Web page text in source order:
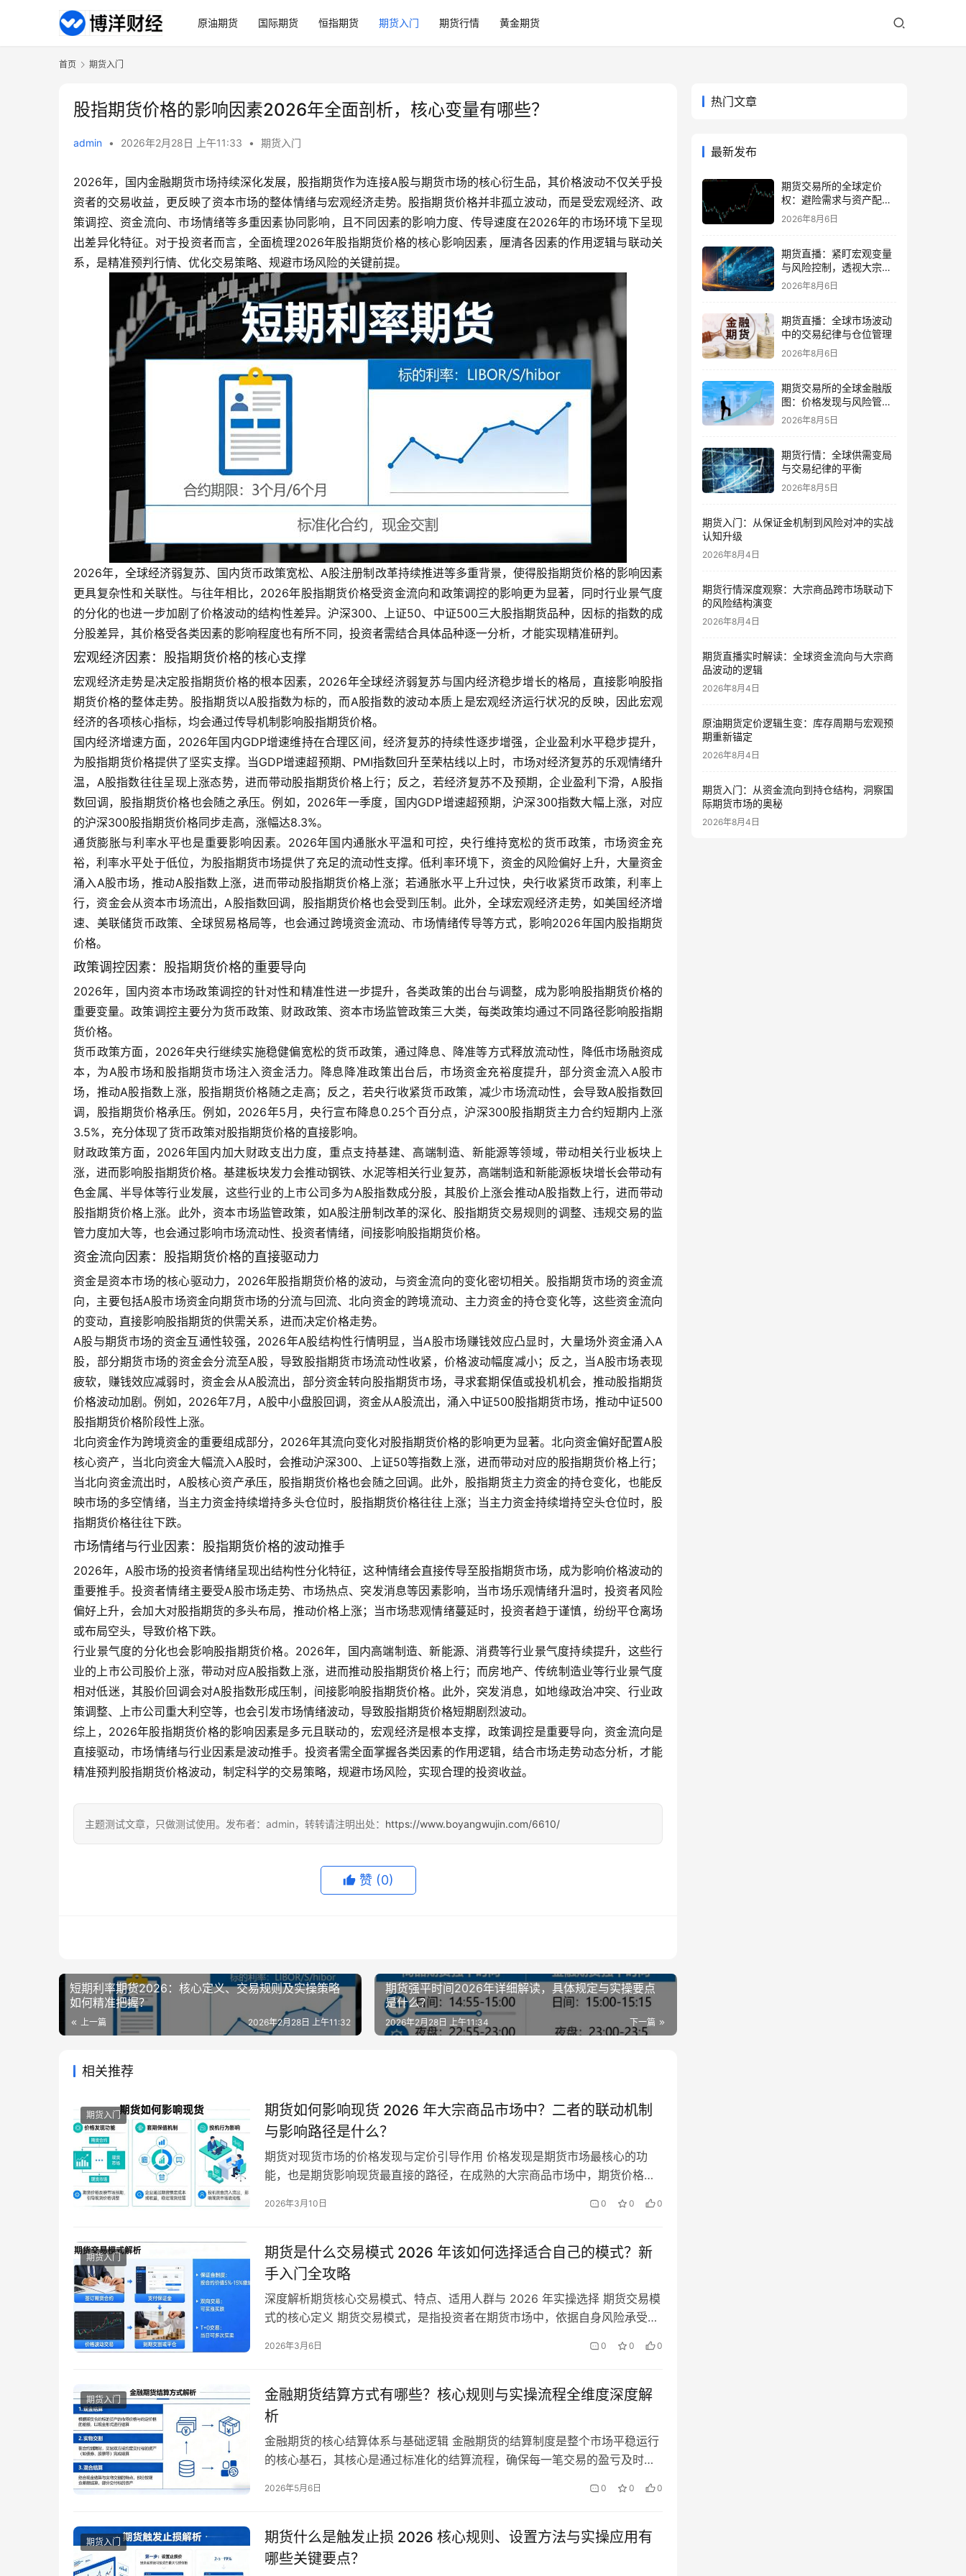
原油期货 国际期货 恒指期货 期货入门 期货行情 黄金期货
首页 期货入门
股指期货价格的影响因素2026年全面剖析，核心变量有哪些？
admin • 2026年2月28日 上午11:33 • 期货入门
2026年，国内金融期货市场持续深化发展，股指期货作为连接A股与期货市场的核心衍生品，其价格波动不仅关乎投
资者的交易收益，更反映了资本市场的整体情绪与宏观经济走势。股指期货价格并非孤立波动，而是受宏观经济、政
策调控、资金流向、市场情绪等多重因素协同影响，且不同因素的影响力度、传导速度在2026年的市场环境下呈现
出差异化特征。对于投资者而言，全面梳理2026年股指期货价格的核心影响因素，厘清各因素的作用逻辑与联动关
系，是精准预判行情、优化交易策略、规避市场风险的关键前提。
2026年，全球经济弱复苏、国内货币政策宽松、A股注册制改革持续推进等多重背景，使得股指期货价格的影响因素
更具复杂性和关联性。与往年相比，2026年股指期货价格受资金流向和政策调控的影响更为显著，同时行业景气度
的分化的也进一步加剧了价格波动的结构性差异。沪深300、上证50、中证500三大股指期货品种，因标的指数的成
分股差异，其价格受各类因素的影响程度也有所不同，投资者需结合具体品种逐一分析，才能实现精准研判。
宏观经济因素：股指期货价格的核心支撑
宏观经济走势是决定股指期货价格的根本因素，2026年全球经济弱复苏与国内经济稳步增长的格局，直接影响股指
期货价格的整体走势。股指期货以A股指数为标的，而A股指数的波动本质上是宏观经济运行状况的反映，因此宏观
经济的各项核心指标，均会通过传导机制影响股指期货价格。
国内经济增速方面，2026年国内GDP增速维持在合理区间，经济复苏的持续性逐步增强，企业盈利水平稳步提升，
为股指期货价格提供了坚实支撑。当GDP增速超预期、PMI指数回升至荣枯线以上时，市场对经济复苏的乐观情绪升
温，A股指数往往呈现上涨态势，进而带动股指期货价格上行；反之，若经济复苏不及预期，企业盈利下滑，A股指
数回调，股指期货价格也会随之承压。例如，2026年一季度，国内GDP增速超预期，沪深300指数大幅上涨，对应
的沪深300股指期货价格同步走高，涨幅达8.3%。
通货膨胀与利率水平也是重要影响因素。2026年国内通胀水平温和可控，央行维持宽松的货币政策，市场资金充
裕，利率水平处于低位，为股指期货市场提供了充足的流动性支撑。低利率环境下，资金的风险偏好上升，大量资金
涌入A股市场，推动A股指数上涨，进而带动股指期货价格上涨；若通胀水平上升过快，央行收紧货币政策，利率上
行，资金会从资本市场流出，A股指数回调，股指期货价格也会受到压制。此外，全球宏观经济走势，如美国经济增
速、美联储货币政策、全球贸易格局等，也会通过跨境资金流动、市场情绪传导等方式，影响2026年国内股指期货
价格。
政策调控因素：股指期货价格的重要导向
2026年，国内资本市场政策调控的针对性和精准性进一步提升，各类政策的出台与调整，成为影响股指期货价格的
重要变量。政策调控主要分为货币政策、财政政策、资本市场监管政策三大类，每类政策均通过不同路径影响股指期
货价格。
货币政策方面，2026年央行继续实施稳健偏宽松的货币政策，通过降息、降准等方式释放流动性，降低市场融资成
本，为A股市场和股指期货市场注入资金活力。降息降准政策出台后，市场资金充裕度提升，部分资金流入A股市
场，推动A股指数上涨，股指期货价格随之走高；反之，若央行收紧货币政策，减少市场流动性，会导致A股指数回
调，股指期货价格承压。例如，2026年5月，央行宣布降息0.25个百分点，沪深300股指期货主力合约短期内上涨
3.5%，充分体现了货币政策对股指期货价格的直接影响。
财政政策方面，2026年国内加大财政支出力度，重点支持基建、高端制造、新能源等领域，带动相关行业板块上
涨，进而影响股指期货价格。基建板块发力会推动钢铁、水泥等相关行业复苏，高端制造和新能源板块增长会带动有
色金属、半导体等行业发展，这些行业的上市公司多为A股指数成分股，其股价上涨会推动A股指数上行，进而带动
股指期货价格上涨。此外，资本市场监管政策，如A股注册制改革的深化、股指期货交易规则的调整、违规交易的监
管力度加大等，也会通过影响市场流动性、投资者情绪，间接影响股指期货价格。
资金流向因素：股指期货价格的直接驱动力
资金是资本市场的核心驱动力，2026年股指期货价格的波动，与资金流向的变化密切相关。股指期货市场的资金流
向，主要包括A股市场资金向期货市场的分流与回流、北向资金的跨境流动、主力资金的持仓变化等，这些资金流向
的变动，直接影响股指期货的供需关系，进而决定价格走势。
A股与期货市场的资金互通性较强，2026年A股结构性行情明显，当A股市场赚钱效应凸显时，大量场外资金涌入A
股，部分期货市场的资金会分流至A股，导致股指期货市场流动性收紧，价格波动幅度减小；反之，当A股市场表现
疲软，赚钱效应减弱时，资金会从A股流出，部分资金转向股指期货市场，寻求套期保值或投机机会，推动股指期货
价格波动加剧。例如，2026年7月，A股中小盘股回调，资金从A股流出，涌入中证500股指期货市场，推动中证500
股指期货价格阶段性上涨。
北向资金作为跨境资金的重要组成部分，2026年其流向变化对股指期货价格的影响更为显著。北向资金偏好配置A股
核心资产，当北向资金大幅流入A股时，会推动沪深300、上证50等指数上涨，进而带动对应的股指期货价格上行；
当北向资金流出时，A股核心资产承压，股指期货价格也会随之回调。此外，股指期货主力资金的持仓变化，也能反
映市场的多空情绪，当主力资金持续增持多头仓位时，股指期货价格往往上涨；当主力资金持续增持空头仓位时，股
指期货价格往往下跌。
市场情绪与行业因素：股指期货价格的波动推手
2026年，A股市场的投资者情绪呈现出结构性分化特征，这种情绪会直接传导至股指期货市场，成为影响价格波动的
重要推手。投资者情绪主要受A股市场走势、市场热点、突发消息等因素影响，当市场乐观情绪升温时，投资者风险
偏好上升，会加大对股指期货的多头布局，推动价格上涨；当市场悲观情绪蔓延时，投资者趋于谨慎，纷纷平仓离场
或布局空头，导致价格下跌。
行业景气度的分化也会影响股指期货价格。2026年，国内高端制造、新能源、消费等行业景气度持续提升，这些行
业的上市公司股价上涨，带动对应A股指数上涨，进而推动股指期货价格上行；而房地产、传统制造业等行业景气度
相对低迷，其股价回调会对A股指数形成压制，间接影响股指期货价格。此外，突发消息，如地缘政治冲突、行业政
策调整、上市公司重大利空等，也会引发市场情绪波动，导致股指期货价格短期剧烈波动。
综上，2026年股指期货价格的影响因素是多元且联动的，宏观经济是根本支撑，政策调控是重要导向，资金流向是
直接驱动，市场情绪与行业因素是波动推手。投资者需全面掌握各类因素的作用逻辑，结合市场走势动态分析，才能
精准预判股指期货价格波动，制定科学的交易策略，规避市场风险，实现合理的投资收益。
主题测试文章，只做测试使用。发布者：admin，转转请注明出处： https://www.boyangwujin.com/6610/
赞 (0)
短期利率期货2026：核心定义、交易规则及实操策略
如何精准把握？
上一篇 2026年2月28日 上午11:32
期货强平时间2026年详细解读，具体规定与实操要点
是什么？
下一篇
2026年2月28日 上午11:34
相关推荐
期货入门
期货如何影响现货 2026 年大宗商品市场中？二者的联动机制
与影响路径是什么？
期货对现货市场的价格发现与定价引导作用 价格发现是期货市场最核心的功
能，也是期货影响现货最直接的路径，在成熟的大宗商品市场中，期货价格已
场，汇聚了产业链上下游企业、投资机构、投机者等各类市场参与者，所有参
成的期货价格，充分反…
2026年3月10日 0 0 0
期货入门
期货是什么交易模式 2026 年该如何选择适合自己的模式？新
手入门全攻略
深度解析期货核心交易模式、特点、适用人群与 2026 年实操选择 期货交易模
式的核心定义 期货交易模式，是指投资者在期货市场中，依据自身风险承受能
核心框架。2026 年国内期货市场机构化、专业化程度提升，交易模式更加丰
满足不…
2026年3月6日 0 0 0
期货入门
金融期货结算方式有哪些？核心规则与实操流程全维度深度解
析
金融期货的核心结算体系与基础逻辑 金融期货的结算制度是整个市场平稳运行
的核心基石，其核心是通过标准化的结算流程，确保每一笔交易的盈亏及时兑
期货交易所统一组织实施结算，采用国际通用的分级结算制度，这是金融期货
结算会员，交易所仅…
2026年5月6日 0 0 0
期货入门
期货什么是触发止损 2026 核心规则、设置方法与实操应用有
哪些关键要点？
热门文章
最新发布
期货交易所的全球定价
权：避险需求与资产配置
再平衡
2026年8月6日
期货直播：紧盯宏观变量
与风险控制，透视大宗商
品波动逻辑
2026年8月6日
期货直播：全球市场波动
中的交易纪律与仓位管理
2026年8月6日
期货交易所的全球金融版
图：价格发现与风险管理
的核心
2026年8月5日
期货行情：全球供需变局
与交易纪律的平衡
2026年8月5日
期货入门：从保证金机制到风险对冲的实战
认知升级
2026年8月4日
期货行情深度观察：大宗商品跨市场联动下
的风险结构演变
2026年8月4日
期货直播实时解读：全球资金流向与大宗商
品波动的逻辑
2026年8月4日
原油期货定价逻辑生变：库存周期与宏观预
期重新锚定
2026年8月4日
期货入门：从资金流向到持仓结构，洞察国
际期货市场的奥秘
2026年8月4日